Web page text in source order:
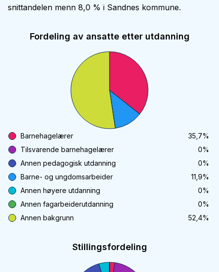
snittandelen menn 8,0 % i Sandnes kommune.
Fordeling av ansatte etter utdanning
Barnehagelærer 35,7%
Tilsvarende barnehagelærer
0%
Annen pedagogisk utdanning
0%
Barne- og ungdomsarbeider
11,9%
Annen høyere utdanning
0%
Annen fagarbeiderutdanning
0%
Annen bakgrunn
52,4%
Stillingsfordeling